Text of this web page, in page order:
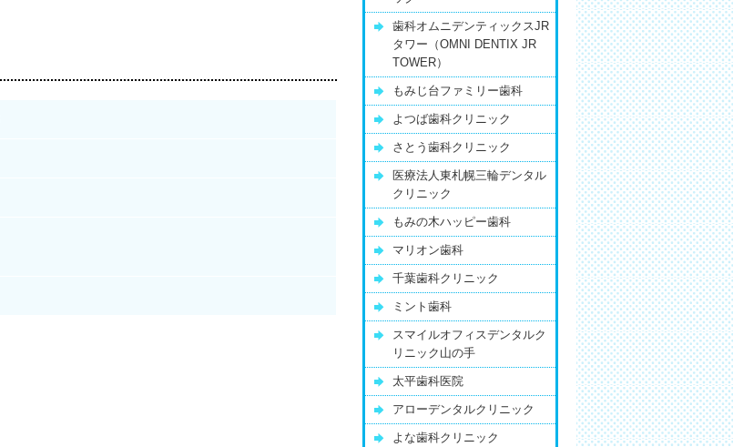
歯科オムニデンティックスJR
タワー（OMNI DENTIX JR
TOWER）
もみじ台ファミリー歯科
よつば歯科クリニック
さとう歯科クリニック
医療法人東札幌三輪デンタル
クリニック
もみの木ハッピー歯科
マリオン歯科
千葉歯科クリニック
ミント歯科
スマイルオフィスデンタルク
リニック山の手
太平歯科医院
アローデンタルクリニック
よな歯科クリニック